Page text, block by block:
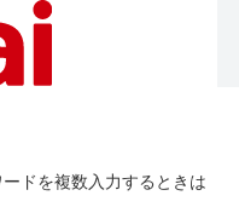
ドを複数入力するときは